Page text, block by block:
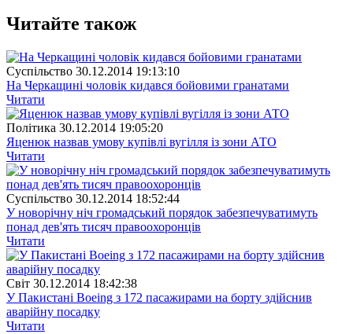
Читайте також
Суспiльство 30.12.2014 19:13:10
На Черкащині чоловік кидався бойовими гранатами
Читати
Полiтика 30.12.2014 19:05:20
Яценюк назвав умову купівлі вугілля із зони АТО
Читати
Суспiльство 30.12.2014 18:52:44
У новорічну ніч громадський порядок забезпечуватимуть
понад дев'ять тисяч правоохоронців
Читати
Свiт 30.12.2014 18:42:38
У Пакистані Boeing з 172 пасажирами на борту здійснив
аварійну посадку
Читати